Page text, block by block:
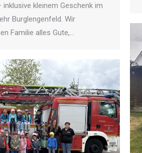
kleinem Geschenk im
Burglengenfeld. Wir
Familie alles Gute,…